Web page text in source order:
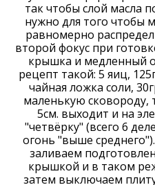
так чтобы слой масла
нужно для того чтобы
равномерно
второй фокус при
крышка и медленный
рецепт такой: 5 яиц,
чайная ложка соли,
маленькую
5см. выходит и на
"четвёрку" (всего 6
огонь "выше
заливаем
крышкой и в таком
затем выключаем